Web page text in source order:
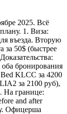
2025. Всё
1. Виза:
въезда. Вторую
за 50$ (быстрее
бронирования
KLCC за 4200
за 2100 руб),
На границе:
and after
Офицерша